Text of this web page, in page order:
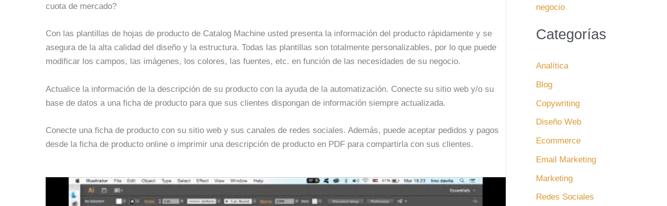
cuota de mercado?
Con las plantillas de hojas de producto de Catalog Machine usted presenta la información del producto rápidamente y se
asegura de la alta calidad del diseño y la estructura. Todas las plantillas son totalmente personalizables, por lo que puede
modificar los campos, las imágenes, los colores, las fuentes, etc. en función de las necesidades de su negocio.
Actualice la información de la descripción de su producto con la ayuda de la automatización. Conecte su sitio web y/o su
base de datos a una ficha de producto para que sus clientes dispongan de información siempre actualizada.
Conecte una ficha de producto con su sitio web y sus canales de redes sociales. Además, puede aceptar pedidos y pagos
desde la ficha de producto online o imprimir una descripción de producto en PDF para compartirla con sus clientes.
negocio
Categorías
Analítica
Blog
Copywriting
Diseño Web
Ecommerce
Email Marketing
Marketing
Redes Sociales